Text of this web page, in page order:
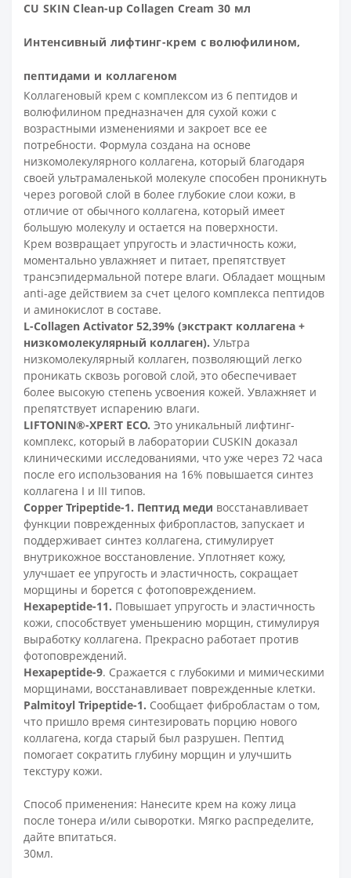
CU SKIN Clean-up Collagen Cream 30 мл
Интенсивный лифтинг-крем с волюфилином,
пептидами и коллагеном
Коллагеновый крем с комплексом из 6 пептидов и
волюфилином предназначен для сухой кожи с
возрастными изменениями и закроет все ее
потребности. Формула создана на основе
низкомолекулярного коллагена, который благодаря
своей ультрамаленькой молекуле способен проникнуть
через роговой слой в более глубокие слои кожи, в
отличие от обычного коллагена, который имеет
большую молекулу и остается на поверхности.
Крем возвращает упругость и эластичность кожи,
моментально увлажняет и питает, препятствует
трансэпидермальной потере влаги. Обладает мощным
anti-age действием за счет целого комплекса пептидов
и аминокислот в составе.
L-Collagen Activator 52,39% (экстракт коллагена +
низкомолекулярный коллаген). Ультра
низкомолекулярный коллаген, позволяющий легко
проникать сквозь роговой слой, это обеспечивает
более высокую степень усвоения кожей. Увлажняет и
препятствует испарению влаги.
LIFTONIN®-XPERT ECO. Это уникальный лифтинг-
комплекс, который в лаборатории CUSKIN доказал
клиническими исследованиями, что уже через 72 часа
после его использования на 16% повышается синтез
коллагена I и III типов.
Copper Tripeptide-1. Пептид меди восстанавливает
функции поврежденных фибропластов, запускает и
поддерживает синтез коллагена, стимулирует
внутрикожное восстановление. Уплотняет кожу,
улучшает ее упругость и эластичность, сокращает
морщины и борется с фотоповреждением.
Hexapeptide-11. Повышает упругость и эластичность
кожи, способствует уменьшению морщин, стимулируя
выработку коллагена. Прекрасно работает против
фотоповреждений.
Hexapeptide-9. Сражается с глубокими и мимическими
морщинами, восстанавливает поврежденные клетки.
Palmitoyl Tripeptide-1. Сообщает фибробластам о том,
что пришло время синтезировать порцию нового
коллагена, когда старый был разрушен. Пептид
помогает сократить глубину морщин и улучшить
текстуру кожи.
Способ применения: Нанесите крем на кожу лица
после тонера и/или сыворотки. Мягко распределите,
дайте впитаться.
30мл.